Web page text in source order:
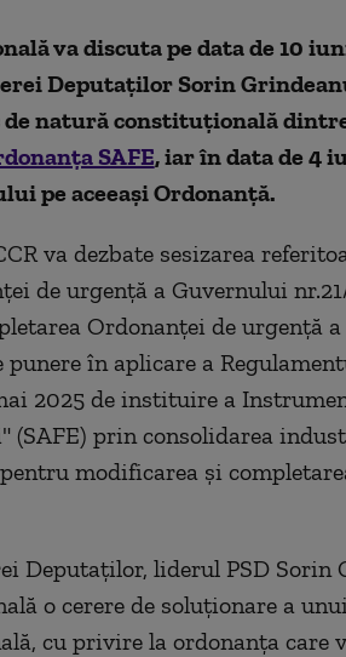
va discuta pe data de 10
Deputaţilor Sorin
natură constituţională
SAFE, iar în data de 4
pe aceeaşi Ordonanţă.
va dezbate sesizarea
de urgenţă a Guvernului
Ordonanţei de urgenţă
în aplicare a
2025 de instituire a
(SAFE) prin consolidarea
modificarea şi
Deputaţilor, liderul PSD Sorin
o cerere de soluţionare a
cu privire la ordonanţa care